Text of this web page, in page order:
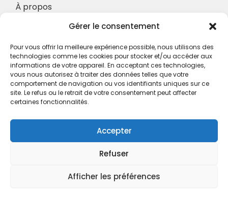
Gérer le consentement
Pour vous offrir la meilleure expérience possible, nous utilisons des
technologies comme les cookies pour stocker et/ou accéder aux
informations de votre appareil. En acceptant ces technologies,
vous nous autorisez à traiter des données telles que votre
comportement de navigation ou vos identifiants uniques sur ce
site. Le refus ou le retrait de votre consentement peut affecter
certaines fonctionnalités.
Accepter
Refuser
Afficher les préférences
À propos
À propos
Hotel à proximité
Politique de confidentialité
CGV